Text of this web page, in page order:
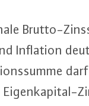
Brut­to-
Inflation